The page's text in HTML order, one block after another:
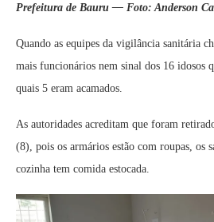
Prefeitura de Bauru — Foto: Anderson
Quando as equipes da vigilância sanitária
mais funcionários nem sinal dos 16 idosos
quais 5 eram acamados.
As autoridades acreditam que foram
(8), pois os armários estão com roupas, os
cozinha tem comida estocada.